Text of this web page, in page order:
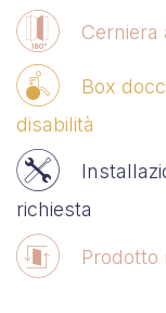
Cerniera
Box
disabilità
richiesta
Prodotto